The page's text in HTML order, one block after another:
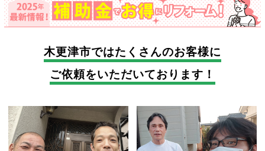
木更津市ではたくさんのお客様に
ご依頼をいただいております！